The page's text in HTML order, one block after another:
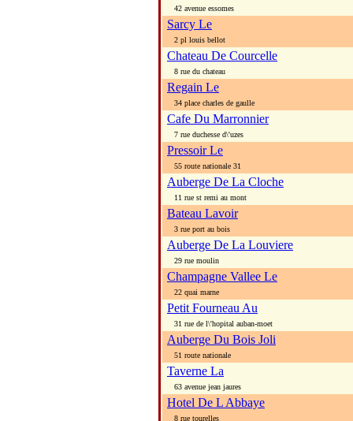
42 avenue essomes
Sarcy Le
2 pl louis bellot
Chateau De Courcelle
8 rue du chateau
Regain Le
34 place charles de gaulle
Cafe Du Marronnier
7 rue duchesse d\'uzes
Pressoir Le
55 route nationale 31
Auberge De La Cloche
11 rue st remi au mont
Bateau Lavoir
3 rue port au bois
Auberge De La Louviere
29 rue moulin
Champagne Vallee Le
22 quai marne
Petit Fourneau Au
31 rue de l\'hopital auban-moet
Auberge Du Bois Joli
51 route nationale
Taverne La
63 avenue jean jaures
Hotel De L Abbaye
8 rue tourelles